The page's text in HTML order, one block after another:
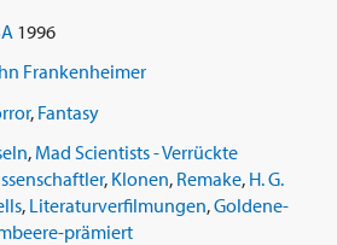
1996
Frankenheimer
, Fantasy
, Mad Scientists - Verrückte
, Klonen, Remake, H. G.
, Literaturverfilmungen,Goldene-
prämiert